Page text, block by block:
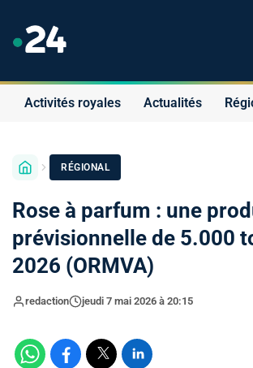
Activités royales Actualités
RÉGIONAL
Rose à parfum : une
prévisionnelle de 5.000
2026 (ORMVA)
redaction jeudi 7 mai 2026 à 20:15